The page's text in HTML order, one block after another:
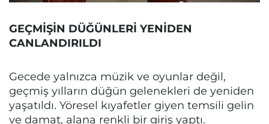
GEÇMİŞİN DÜĞÜNLERİ YENİDEN
CANLANDIRILDI
Gecede yalnızca müzik ve oyunlar değil,
geçmiş yılların düğün gelenekleri de yeniden
yaşatıldı. Yöresel kıyafetler giyen temsili gelin
ve damat, alana renkli bir giriş yaptı.